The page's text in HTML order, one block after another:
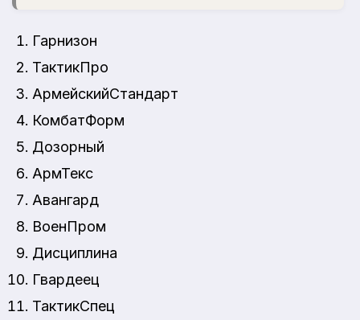
Гарнизон
ТактикПро
АрмейскийСтандарт
КомбатФорм
Дозорный
АрмТекс
Авангард
ВоенПром
Дисциплина
Гвардеец
ТактикСпец